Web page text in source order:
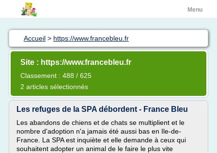
Menu
Accueil > https://www.francebleu.fr
Site : https://www.francebleu.fr
Classement : 488 / 625
2 articles sélectionnés
Les refuges de la SPA débordent - France Bleu
Les abandons de chiens et de chats se multiplient et le
nombre d'adoption n'a jamais été aussi bas en Ile-de-
France. La SPA est inquiète et elle demande à ceux qui
souhaitent adopter un animal de le faire le plus vite